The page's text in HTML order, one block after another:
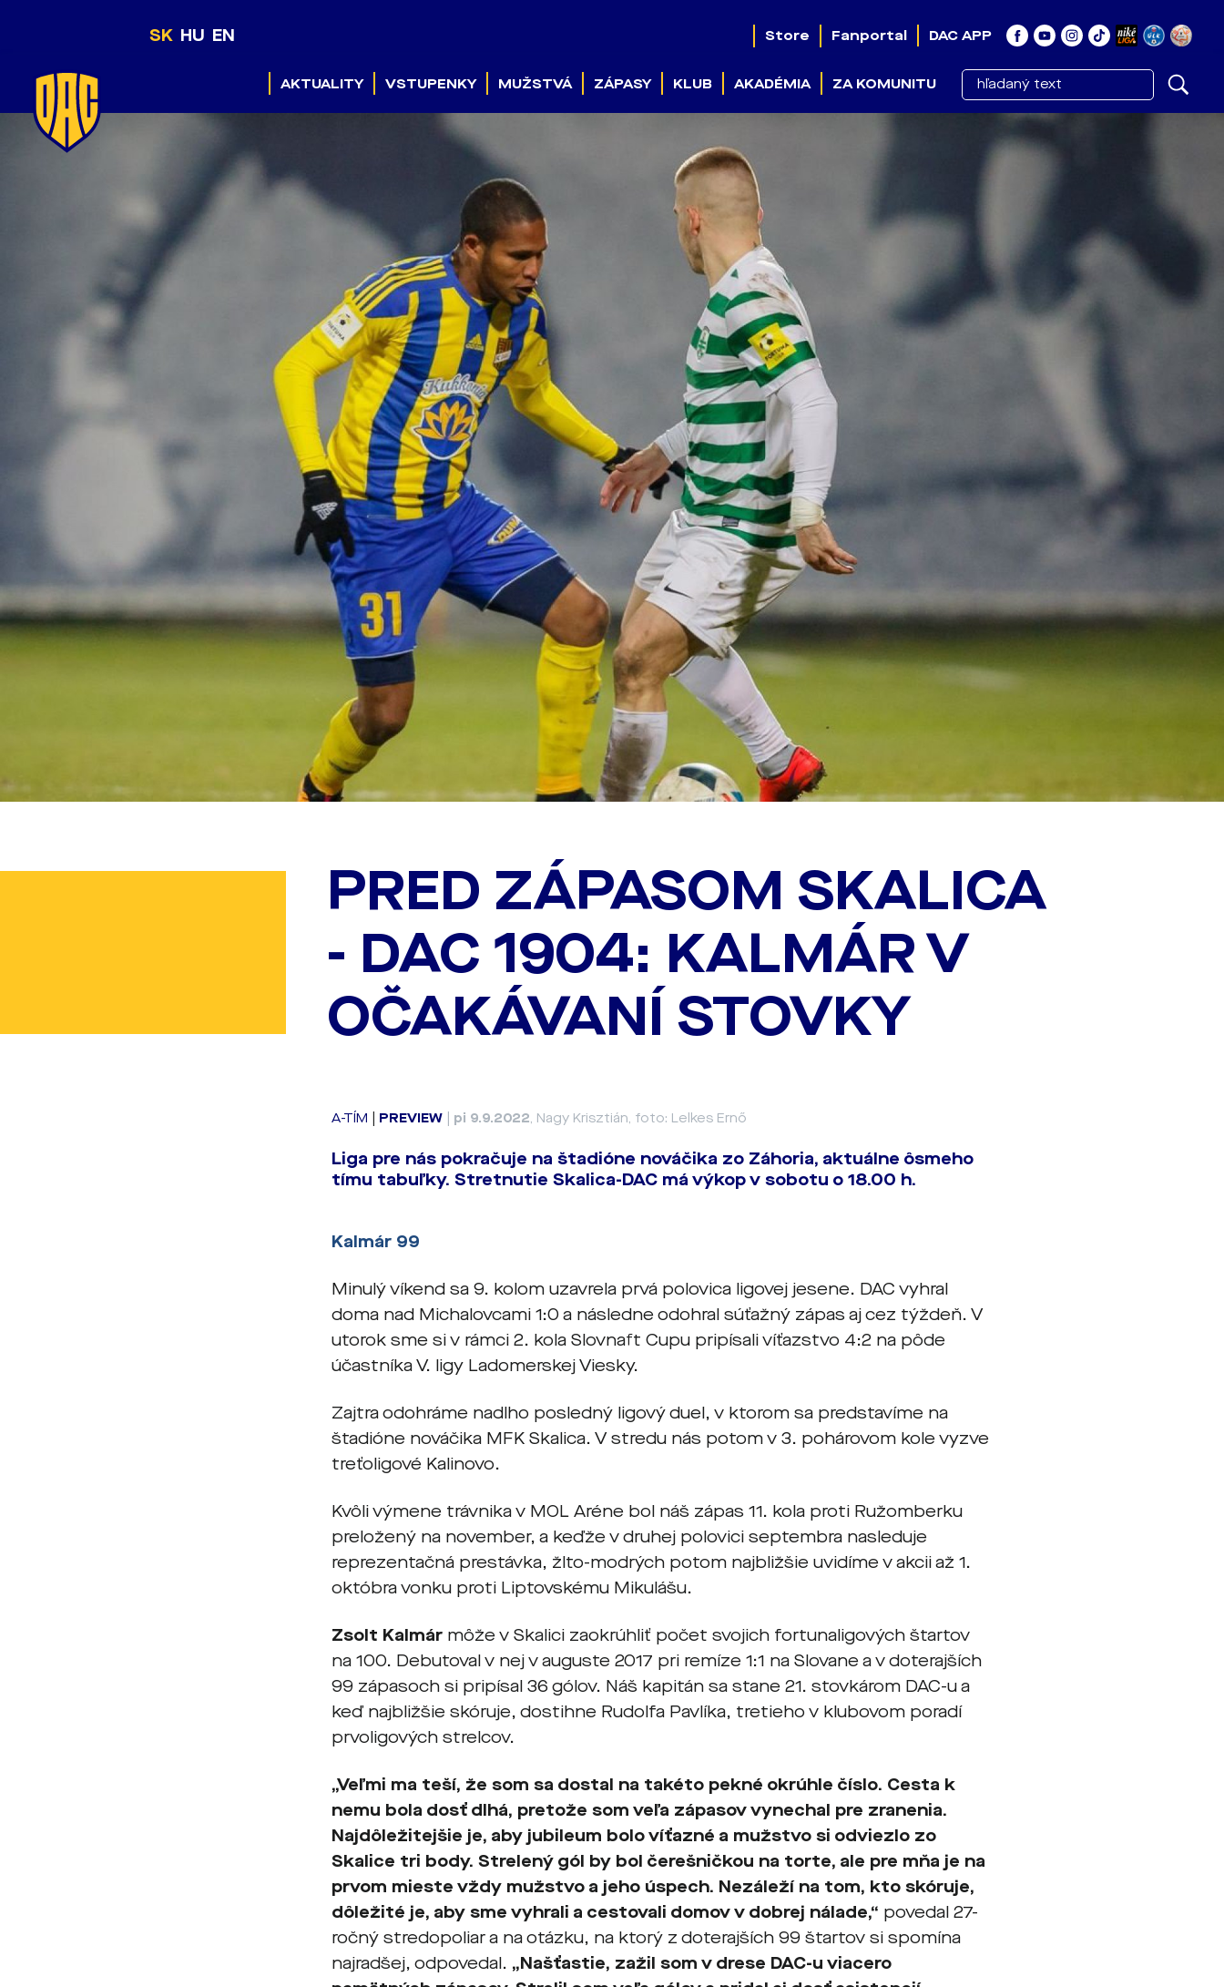
SK HU EN Store Fanportal DAC APP
AKTUALITY VSTUPENKY MUŽSTVÁ ZÁPASY KLUB AKADÉMIA ZA KOMUNITU
PRED ZÁPASOM SKALICA
- DAC 1904: KALMÁR V
OČAKÁVANÍ STOVKY
A-TÍM PREVIEW pi 9.9.2022, Nagy Krisztián, foto: Lelkes Ernő
Liga pre nás pokračuje na štadióne nováčika zo Záhoria, aktuálne ôsmeho
tímu tabuľky. Stretnutie Skalica-DAC má výkop v sobotu o 18.00 h.
Kalmár 99
Minulý víkend sa 9. kolom uzavrela prvá polovica ligovej jesene. DAC vyhral
doma nad Michalovcami 1:0 a následne odohral súťažný zápas aj cez týždeň. V
utorok sme si v rámci 2. kola Slovnaft Cupu pripísali víťazstvo 4:2 na pôde
účastníka V. ligy Ladomerskej Viesky.
Zajtra odohráme nadlho posledný ligový duel, v ktorom sa predstavíme na
štadióne nováčika MFK Skalica. V stredu nás potom v 3. pohárovom kole vyzve
treťoligové Kalinovo.
Kvôli výmene trávnika v MOL Aréne bol náš zápas 11. kola proti Ružomberku
preložený na november, a keďže v druhej polovici septembra nasleduje
reprezentačná prestávka, žlto-modrých potom najbližšie uvidíme v akcii až 1.
októbra vonku proti Liptovskému Mikulášu.
Zsolt Kalmár môže v Skalici zaokrúhliť počet svojich fortunaligových štartov
na 100. Debutoval v nej v auguste 2017 pri remíze 1:1 na Slovane a v doterajších
99 zápasoch si pripísal 36 gólov. Náš kapitán sa stane 21. stovkárom DAC-u a
keď najbližšie skóruje, dostihne Rudolfa Pavlíka, tretieho v klubovom poradí
prvoligových strelcov.
„Veľmi ma teší, že som sa dostal na takéto pekné okrúhle číslo. Cesta k
nemu bola dosť dlhá, pretože som veľa zápasov vynechal pre zranenia.
Najdôležitejšie je, aby jubileum bolo víťazné a mužstvo si odviezlo zo
Skalice tri body. Strelený gól by bol čerešničkou na torte, ale pre mňa je na
prvom mieste vždy mužstvo a jeho úspech. Nezáleží na tom, kto skóruje,
dôležité je, aby sme vyhrali a cestovali domov v dobrej nálade,“ povedal 27-
ročný stredopoliar a na otázku, na ktorý z doterajších 99 štartov si spomína
najradšej, odpovedal. „Našťastie, zažil som v drese DAC-u viacero